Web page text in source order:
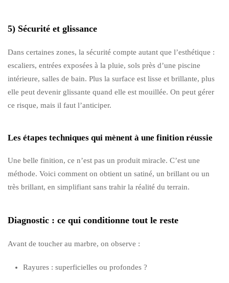
5) Sécurité et glissance
Dans certaines zones, la sécurité compte autant que l’esthétique :
escaliers, entrées exposées à la pluie, sols près d’une piscine
intérieure, salles de bain. Plus la surface est lisse et brillante, plus
elle peut devenir glissante quand elle est mouillée. On peut gérer
ce risque, mais il faut l’anticiper.
Les étapes techniques qui mènent à une finition réussie
Une belle finition, ce n’est pas un produit miracle. C’est une
méthode. Voici comment on obtient un satiné, un brillant ou un
très brillant, en simplifiant sans trahir la réalité du terrain.
Diagnostic : ce qui conditionne tout le reste
Avant de toucher au marbre, on observe :
Rayures : superficielles ou profondes ?